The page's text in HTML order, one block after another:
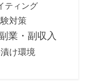
ティング
対策
業・副収入
け環境